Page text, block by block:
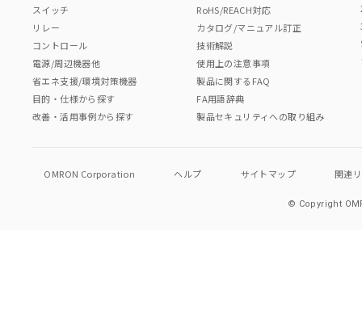
スイッチ
リレー
コントロール
電源/周辺機器他
省エネ支援/環境対策機器
目的・仕様から探す
改善・活用事例から探す
RoHS/REACH対応
カタログ/マニュアル訂正
技術解説
使用上の注意事項
製品に関するFAQ
FA用語辞典
製品セキュリティへの取り組み
OMRON Corporation ヘルプ サイトマップ 関連
© Copyright